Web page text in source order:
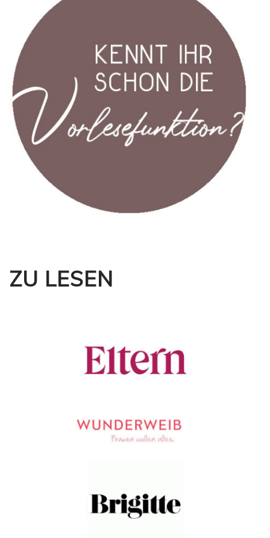
ZU LESEN